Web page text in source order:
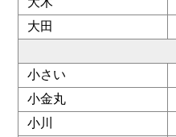
大田
小さい
小金丸
小川